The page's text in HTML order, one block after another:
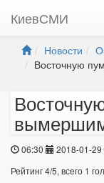
КиевСМИ
Новости
Восточную
06:30 2018-01-29
Рейтинг4/5, всего 1